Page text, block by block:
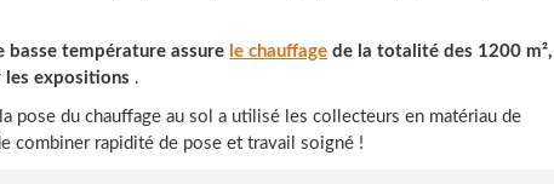
basse température assure le chauffage de la totalité des 1200 m²,
les expositions .
pose du chauffage au sol a utilisé les collecteurs en matériau de
combiner rapidité de pose et travail soigné !